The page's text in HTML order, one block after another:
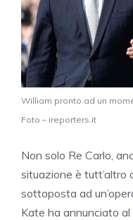
William pronto ad un
Foto – ireporters.it
Non solo Re Carlo,
situazione è tutt’altro
sottoposta ad
Kate ha annunciato